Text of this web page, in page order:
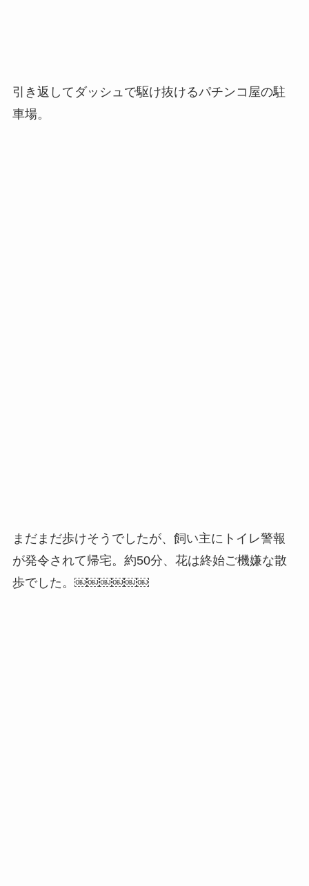
引き返してダッシュで駆け抜けるパチンコ屋の駐
車場。
まだまだ歩けそうでしたが、飼い主にトイレ警報
が発令されて帰宅。約50分、花は終始ご機嫌な散
歩でした。￼￼￼￼￼￼